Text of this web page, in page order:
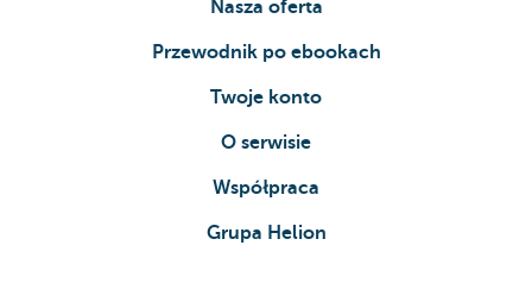
Nasza oferta
Przewodnik po ebookach
Twoje konto
O serwisie
Współpraca
Grupa Helion